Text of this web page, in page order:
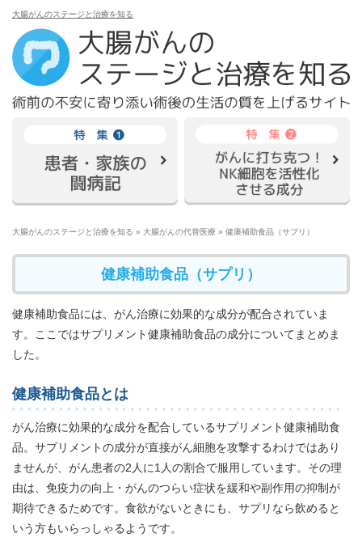
大腸がんのステージと治療を知る
大腸がんのステージと治療を知る » 大腸がんの代替医療 » 健康補助食品（サプリ）
健康補助食品（サプリ）
健康補助食品には、がん治療に効果的な成分が配合されていま
す。ここではサプリメント健康補助食品の成分についてまとめま
した。
健康補助食品とは
がん治療に効果的な成分を配合しているサプリメント健康補助食
品。サプリメントの成分が直接がん細胞を攻撃するわけではあり
ませんが、がん患者の2人に1人の割合で服用しています。その理
由は、免疫力の向上・がんのつらい症状を緩和や副作用の抑制が
期待できるためです。食欲がないときにも、サプリなら飲めると
いう方もいらっしゃるようです。